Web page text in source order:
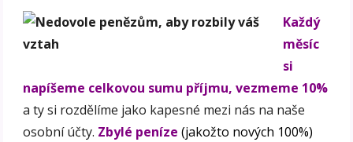
Každý
měsíc
si
napíšeme celkovou sumu příjmu, vezmeme 10%
a ty si rozdělíme jako kapesné mezi nás na naše
osobní účty. Zbylé peníze (jakožto nových 100%)